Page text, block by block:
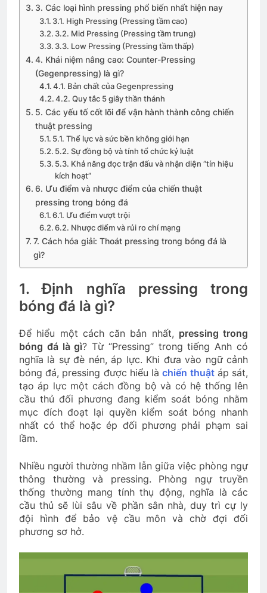
3. Các loại hình pressing phổ biến nhất hiện nay
3.1. High Pressing (Pressing tầm cao)
3.2. Mid Pressing (Pressing tầm trung)
3.3. Low Pressing (Pressing tầm thấp)
4. Khái niệm nâng cao: Counter-Pressing
(Gegenpressing) là gì?
4.1. Bản chất của Gegenpressing
4.2. Quy tắc 5 giây thần thánh
5. Các yếu tố cốt lõi để vận hành thành công chiến
thuật pressing
5.1. Thể lực và sức bền không giới hạn
5.2. Sự đồng bộ và tính tổ chức kỷ luật
5.3. Khả năng đọc trận đấu và nhận diện “tín hiệu
kích hoạt”
6. Ưu điểm và nhược điểm của chiến thuật
pressing trong bóng đá
6.1. Ưu điểm vượt trội
6.2. Nhược điểm và rủi ro chí mạng
7. Cách hóa giải: Thoát pressing trong bóng đá là
gì?
1. Định nghĩa pressing trong
bóng đá là gì?
Để hiểu một cách căn bản nhất, pressing trong
bóng đá là gì? Từ “Pressing” trong tiếng Anh có
nghĩa là sự đè nén, áp lực. Khi đưa vào ngữ cảnh
bóng đá, pressing được hiểu làchiến thuậtáp sát,
tạo áp lực một cách đồng bộ và có hệ thống lên
cầu thủ đối phương đang kiểm soát bóng nhằm
mục đích đoạt lại quyền kiểm soát bóng nhanh
nhất có thể hoặc ép đối phương phải phạm sai
lầm.
Nhiều người thường nhầm lẫn giữa việc phòng ngự
thông thường và pressing. Phòng ngự truyền
thống thường mang tính thụ động, nghĩa là các
cầu thủ sẽ lùi sâu về phần sân nhà, duy trì cự ly
đội hình để bảo vệ cầu môn và chờ đợi đối
phương sơ hở.